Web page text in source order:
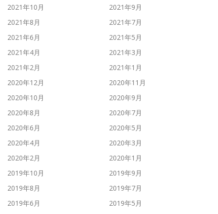
2021年10月
2021年9月
2021年8月
2021年7月
2021年6月
2021年5月
2021年4月
2021年3月
2021年2月
2021年1月
2020年12月
2020年11月
2020年10月
2020年9月
2020年8月
2020年7月
2020年6月
2020年5月
2020年4月
2020年3月
2020年2月
2020年1月
2019年10月
2019年9月
2019年8月
2019年7月
2019年6月
2019年5月